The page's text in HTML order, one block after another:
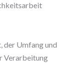
der Umfang und
Verarbeitung